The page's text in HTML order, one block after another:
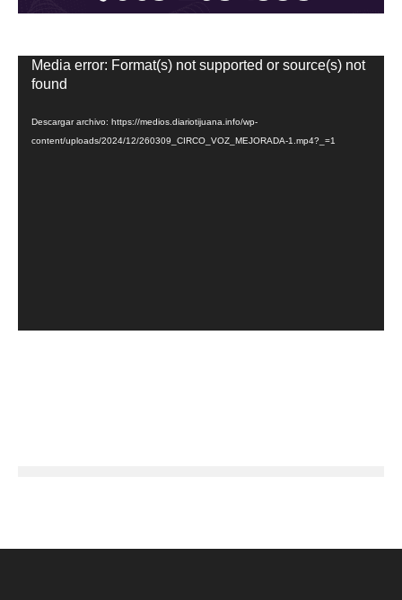
Reproductor
de
Media error: Format(s) not supported or source(s) not
found
Descargar archivo: https://medios.diariotijuana.info/wp-
content/uploads/2024/12/260309_CIRCO_VOZ_MEJORADA-1.mp4?_=1